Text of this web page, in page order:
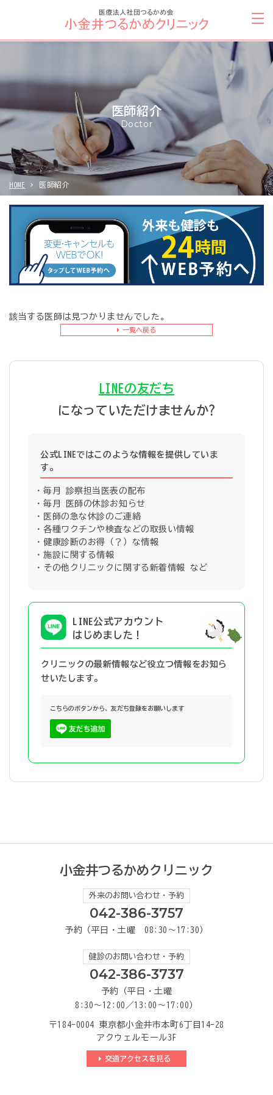
医師紹介
Doctor
HOME 医師紹介
該当する医師は見つかりませんでした。
一覧へ戻る
LINEの友だち
になっていただけませんか?
公式LINEではこのような情報を提供していま
す。
毎月 診察担当医表の配布
毎月 医師の休診お知らせ
医師の急な休診のご連絡
各種ワクチンや検査などの取扱い情報
健康診断のお得（？）な情報
施設に関する情報
その他クリニックに関する新着情報 など
LINE公式アカウント
はじめました！
クリニックの最新情報など役立つ情報をお知ら
せいたします。
こちらのボタンから、友だち登録をお願いします
小金井つるかめクリニック
外来のお問い合わせ・予約
042-386-3757
予約（平日・土曜 08:30～17:30）
健診のお問い合わせ・予約
042-386-3737
予約（平日・土曜
8:30～12:00／13:00～17:00）
〒184-0004 東京都小金井市本町6丁目14-28
アクウェルモール3F
交通アクセスを見る